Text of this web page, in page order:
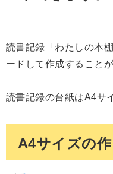
読書記録「わたしの本
ードして作成すること
読書記録の台紙はA4サ
A4サイズの